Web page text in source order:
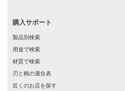
購入サポート
製品別検索
用途で検索
材質で検索
刃と柄の適合表
近くのお店を探す